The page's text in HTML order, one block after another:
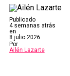
Publicado
4 semanas atrás
en
8 julio 2026
Por
Ailén Lazarte